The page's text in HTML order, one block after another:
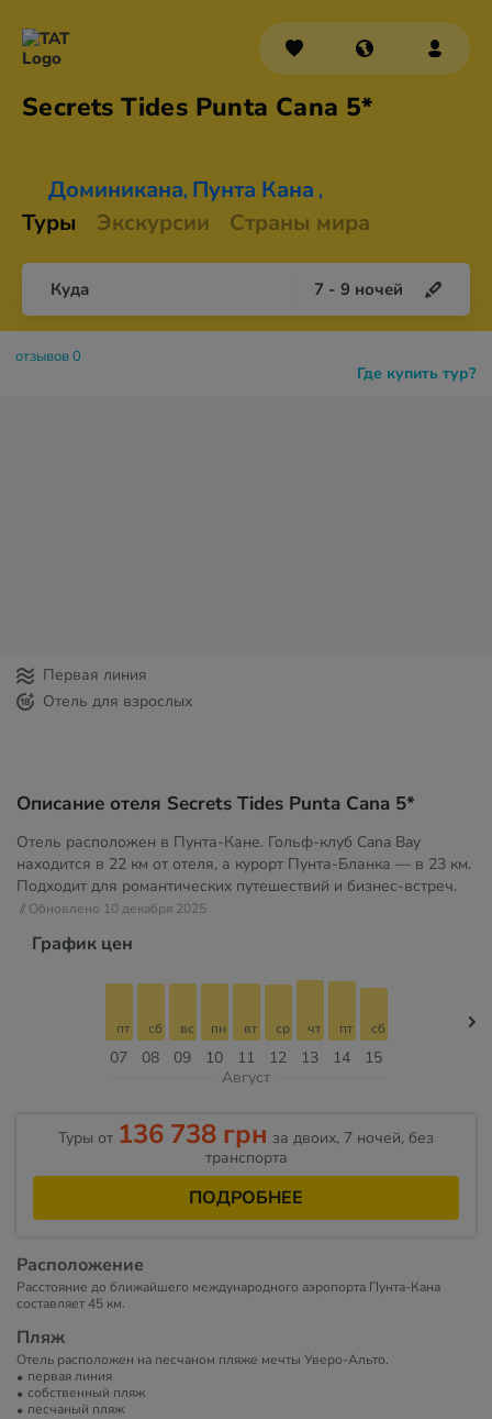
Secrets Tides Punta Cana 5*
Доминикана, Пунта Кана ,
Туры Экскурсии Страны мира
Куда 7 - 9 ночей
Где купить тур?
отзывов 0
Первая линия
Отель для взрослых
Описание отеля Secrets Tides Punta Cana 5*
Отель расположен в Пунта-Кане. Гольф-клуб Cana Bay
находится в 22 км от отеля, а курорт Пунта-Бланка — в 23 км.
Подходит для романтических путешествий и бизнес-встреч.
// Обновлено 10 декабря 2025
График цен
07
пт
08
сб
09
вс
10
пн
11
вт
12
ср
13
чт
14
пт
15
сб
Август
Туры от 136 738 грн за двоих, 7 ночей, без
транспорта
ПОДРОБНЕЕ
Расположение
Расстояние до ближайшего международного аэропорта Пунта-Кана
составляет 45 км.
Пляж
Отель расположен на песчаном пляже мечты Уверо-Альто.
первая линия
собственный пляж
песчаный пляж